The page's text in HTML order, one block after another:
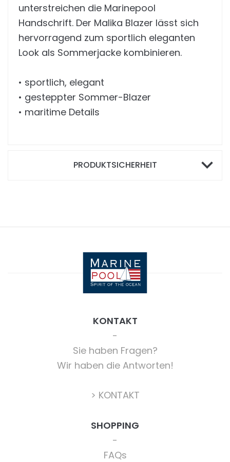
unterstreichen die Marinepool
Handschrift. Der Malika Blazer lässt sich
hervorragend zum sportlich eleganten
Look als Sommerjacke kombinieren.
• sportlich, elegant
• gesteppter Sommer-Blazer
• maritime Details
PRODUKTSICHERHEIT
KONTAKT
Sie haben Fragen?
Wir haben die Antworten!
> KONTAKT
SHOPPING
FAQs